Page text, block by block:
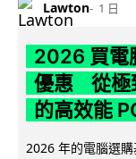
Lawton 1 日
2026 買電
優惠 從極
的高效能
2026 年的電腦選